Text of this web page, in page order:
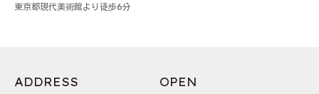
東京都現代美術館より徒歩6分
ADDRESS OPEN